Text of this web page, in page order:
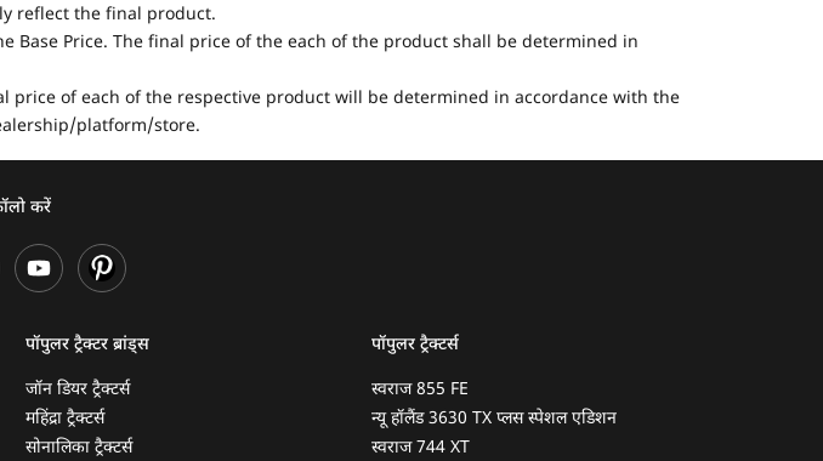
reflect the final product.
Price. The final price of the each of the product shall be determined in
of each of the respective product will be determined in accordance with the
platform/store.
करें
पॉपुलर ट्रैक्टर ब्रांड्स
जॉन डियर ट्रैक्टर्स
महिंद्रा ट्रैक्टर्स
सोनालिका ट्रैक्टर्स
पॉपुलर ट्रैक्टर्स
स्वराज 855 FE
न्यू हॉलैंड 3630 TX प्लस स्पेशल एडिशन
स्वराज 744 XT